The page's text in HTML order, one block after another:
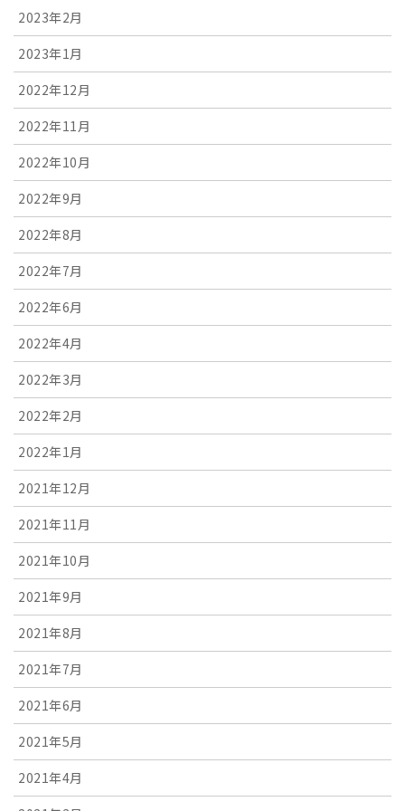
2023年2月
2023年1月
2022年12月
2022年11月
2022年10月
2022年9月
2022年8月
2022年7月
2022年6月
2022年4月
2022年3月
2022年2月
2022年1月
2021年12月
2021年11月
2021年10月
2021年9月
2021年8月
2021年7月
2021年6月
2021年5月
2021年4月